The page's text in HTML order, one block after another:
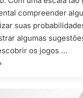
compreender
suas
algumas
os jogos …